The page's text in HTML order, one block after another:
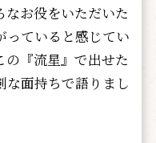
お役をいただいた
っていると感じてい
の『流星』で出せた
な面持ちで語りまし